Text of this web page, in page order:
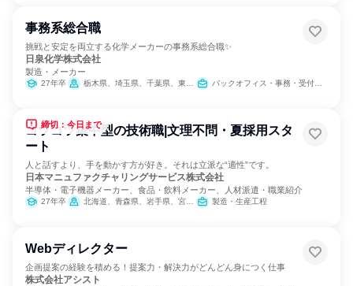
事務系総合職
挑戦と安定を両立する化学メーカーの事務系総合職✨
日泉化学株式会社
製造・メーカー
27年卒 栃木県、埼玉県、千葉県、東京都、三重県、滋賀県、大阪府、愛媛県 バックオフィス・事務・受付、経理/税務/財務、人事、総務
締切：今日まで
コツコツ集中型の技術職|文理不問・夏採用スタ
ート
人と話すより、手を動かす方が好き。それは立派な“適性”です。
日本マニュファクチャリングサービス株式会社
半導体・電子機器メーカー、食品・飲料メーカー、人材派遣・職業紹介
27年卒 北海道、青森県、岩手県、宮城県、秋田県、山形県、福島県、茨城県、栃木県、群馬県、埼玉県、千葉県、東京都、神奈川県、新潟県、富山県、石川県、福井県、山梨県、長野県、岐阜県、静岡県、愛知県、三重県、滋賀県、京都府、大阪府、兵庫県、奈良県、和歌山県、鳥取県、島根県、岡山県、広島県、山口県、徳島県、香川県、愛媛県、高知県、福岡県、佐賀県、長崎県、熊本県、大分県、宮崎県、鹿児島県、沖縄県 製造・生産工程
Webディレクター
企画提案の経験を積める！提案力・解決力がどんどん身につく仕事
株式会社アシスト